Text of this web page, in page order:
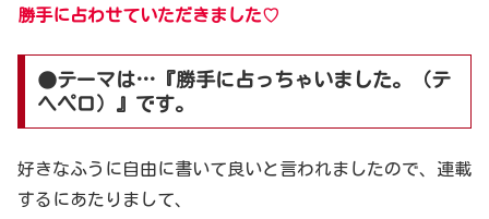
勝手に占わせていただきました♡
●テーマは…『勝手に占っちゃいました。（テ
ヘペロ）』です。
好きなふうに自由に書いて良いと言われましたので、連載
するにあたりまして、